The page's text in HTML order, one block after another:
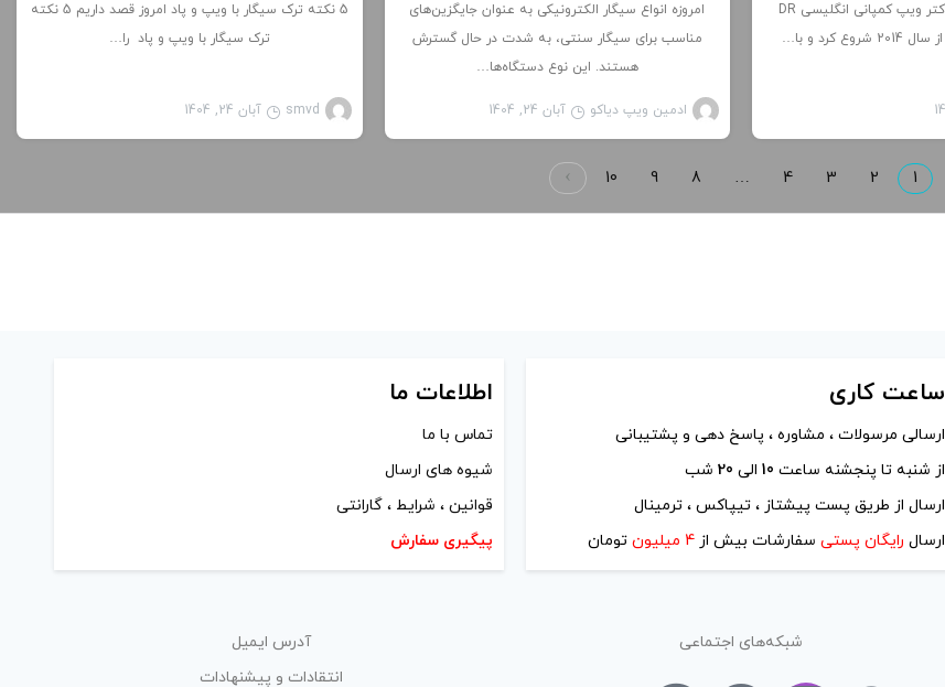
بررسی 5 طعم جذاب دکتر ویپ کمپانی انگلیسی DR
امروزه انواع سیگار الکترونیکی به عنوان جایگزین‌های
مناسب برای سیگار سنتی، به شدت در حال گسترش
هستند. این نوع دستگاه‌ها…
ادمین ویپ دیاکو آبان 24, 1404
5 نکته ترک سیگار با ویپ و پاد امروز قصد داریم 5 نکته
ترک سیگار با ویپ و پاد را…
smvd آبان 24, 1404
1
2
3
4
…
8
9
10
ساعت کاری
ارسالی مرسولات ، مشاوره ، پاسخ دهی و پشتیبانی
از شنبه تا پنجشنه ساعت 10الی 20شب
ارسال از طریق پست پیشتاز ، تیپاکس ، ترمینال
ارسال رایگان پستی سفارشات بیش از 4 میلیون تومان
اطلاعات ما
تماس با ما
شیوه های ارسال
قوانین ، شرایط ، گارانتی
پیگیری سفارش
شبکه‌های اجتماعی
آدرس ایمیل
انتقادات و پیشنهادات